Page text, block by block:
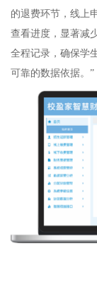
的退费环节，线上
查看进度，显著减
全程记录，确保学
可靠的数据依据。 ”